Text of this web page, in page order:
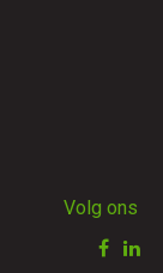
Volg ons